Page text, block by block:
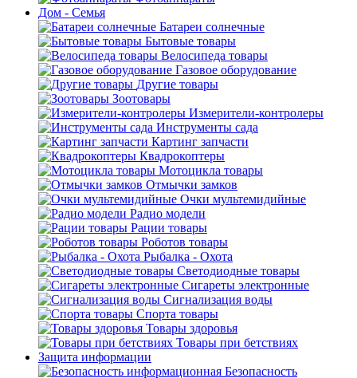
Дом - Семья
Батареи солнечные
Бытовые товары
Велосипеда товары
Газовое оборудование
Другие товары
Зоотовары
Измерители-контролеры
Инструменты сада
Картинг запчасти
Квадрокоптеры
Мотоцикла товары
Отмычки замков
Очки мультемидийные
Радио модели
Рации товары
Роботов товары
Рыбалка - Охота
Светодиодные товары
Сигареты электронные
Сигнализация воды
Спорта товары
Товары здоровья
Товары при бетствиях
Защита информации
Безопасность